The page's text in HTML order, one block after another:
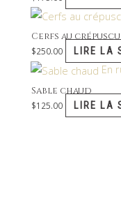
Cerfs au
$250.00 LIRE LA
En
Sable chaud
$125.00 LIRE LA